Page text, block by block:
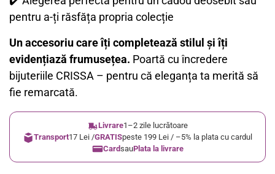
pentru a-ți răsfăța propria colecție
Un accesoriu care îți completează stilul și îți
evidențiază frumusețea. Poartă cu încredere
bijuteriile CRISSA – pentru că eleganța ta merită să
fie remarcată.
Livrare1–2 zile lucrătoare
Transport17 Lei /GRATISpeste 199 Lei / –5% la plata cu cardul
CardsauPlata la livrare